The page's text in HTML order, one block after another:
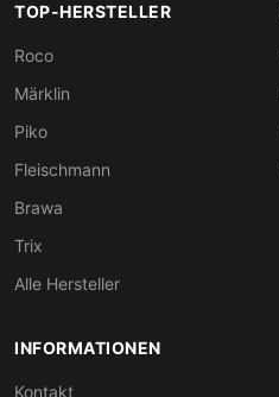
TOP-HERSTELLER
Roco
Märklin
Piko
Fleischmann
Brawa
Trix
Alle Hersteller
INFORMATIONEN
Kontakt